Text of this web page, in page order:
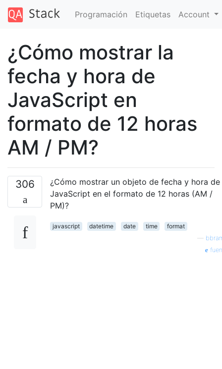
Programación Etiquetas Account
¿Cómo mostrar la
fecha y hora de
JavaScript en
formato de 12 horas
AM / PM?
306
¿Cómo mostrar un objeto de fecha y hora de
JavaScript en el formato de 12 horas (AM /
PM)?
javascript datetime date time
format